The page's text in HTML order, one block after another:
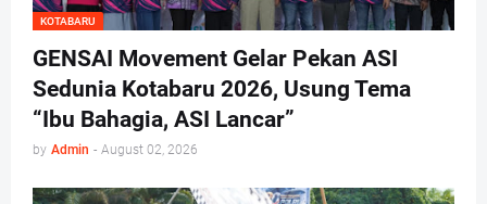
KOTABARU
GENSAI Movement Gelar Pekan ASI
Sedunia Kotabaru 2026, Usung Tema
“Ibu Bahagia, ASI Lancar”
by Admin - August 02, 2026